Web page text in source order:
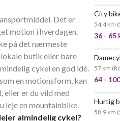
Det er
motion i hverdagen.
på det nærmeste
butik eller bare
cykel en god idé.
en motionsform, kan
eller er du vild med
leje en mountainbike.
almindelig cykel?
City
54.4 km (
36 - 65
57 km (
64 -
Hurtig
58.9 km (